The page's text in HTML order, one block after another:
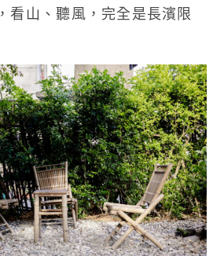
看山、聽風，完全是長濱限